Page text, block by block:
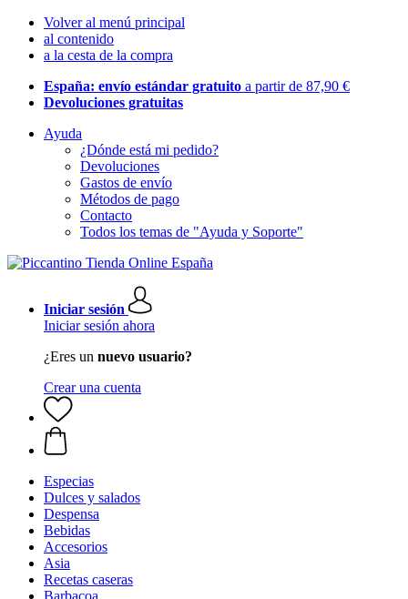
Volver al menú principal
al contenido
a la cesta de la compra
España: envío estándar gratuito a partir de 87,90 €
Devoluciones gratuitas
Ayuda
¿Dónde está mi pedido?
Devoluciones
Gastos de envío
Métodos de pago
Contacto
Todos los temas de "Ayuda y Soporte"
Iniciar sesión
Iniciar sesión ahora
¿Eres un nuevo usuario?
Crear una cuenta
Especias
Dulces y salados
Despensa
Bebidas
Accesorios
Asia
Recetas caseras
Barbacoa